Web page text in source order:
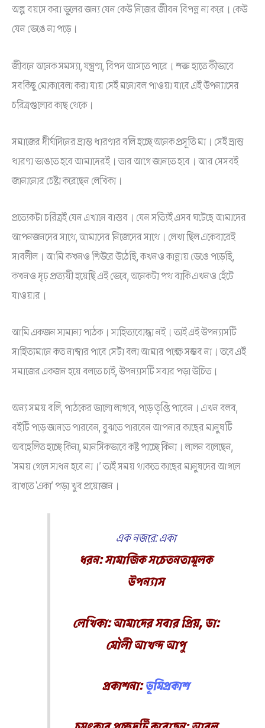
অল্প বয়সে করা ভুলের জন্য যেন কেউ নিজের জীবন বিপন্ন না করে। কেউ
যেন ভেঙে না পড়ে।
জীবনে অনেক সমস্যা, যন্ত্রণা, বিপদ আসতে পারে। শক্ত হাতে কীভাবে
সবকিছু মোকাবেলা করা যায় সেই মনোবল পাওয়া যাবে এই উপন্যাসের
চরিত্রগুলোর কাছ থেকে।
সমাজের দীর্ঘদিনের ভ্রান্ত ধারণার বলি হচ্ছে অনেক প্রসূতি মা। সেই ভ্রান্ত
ধারণা ভাঙতে হবে আমাদেরই। তার আগে জানতে হবে। আর সেসবই
জানানোর চেষ্টা করেছেন লেখিকা।
প্রত্যেকটা চরিত্রই যেন এখানে বাস্তব। যেন সত্যিই এসব ঘটেছে আমাদের
আপনজনদের সাথে, আমাদের নিজেদের সাথে। লেখা ছিল একেবারেই
সাবলীল। আমি কখনও শিউরে উঠেছি, কখনও কান্নায় ভেঙে পড়েছি,
কখনও দৃঢ় প্রত্যয়ী হয়েছি এই ভেবে, অনেকটা পথ বাকি এখনও হেঁটে
যাওয়ার।
আমি একজন সামান্য পাঠক। সাহিত্যবোদ্ধা নই‌। তাই এই উপন্যাসটি
সাহিত্যমানে কত নাম্বার পাবে সেটা বলা আমার পক্ষে সম্ভব না। তবে এই
সমাজের একজন‌ হয়ে বলতে চাই, উপন্যাসটি সবার পড়া উচিত।
অন্য সময় বলি, পাঠকের ভালো লাগবে, পড়ে তৃপ্তি পাবেন। এখন বলব,
বইটি পড়ে জানতে পারবেন, বুঝতে পারবেন আপনার কাছের মানুষটি
অবহেলিত হচ্ছে কিনা, মানসিকভাবে কষ্ট পাচ্ছে কিনা। লালন বলেছেন,
‘সময় গেলে সাধন হবে না।’ তাই সময় থাকতে কাছের মানুষদের আগলে
রাখতে ‘একা’ পড়া খুব প্রয়োজন।
এক নজরে: একা
ধরন: সামাজিক সচেতনতামূলক
উপন্যাস
লেখিকা: আমাদের সবার প্রিয়, ডা:
মৌলী আখন্দ আপু
প্রকাশনা:ভূমিপ্রকাশ